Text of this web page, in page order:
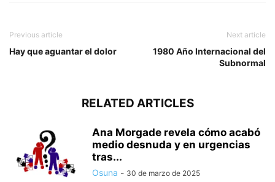
Previous article
Hay que aguantar el dolor
Next article
1980 Año Internacional del
Subnormal
RELATED ARTICLES
Ana Morgade revela cómo acabó
medio desnuda y en urgencias
tras...
Osuna - 30 de marzo de 2025